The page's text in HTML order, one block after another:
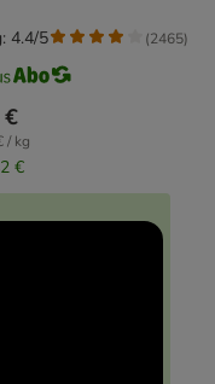
€
/ kg
€
4.4/5 (2465)